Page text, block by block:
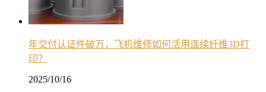
年交付认证件破万，飞机维修如何活用连续纤维3D打
印？
2025/10/16